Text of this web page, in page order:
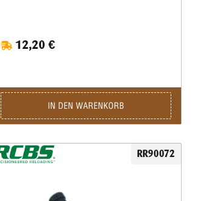
12,20 €
IN DEN WARENKORB
RR90072